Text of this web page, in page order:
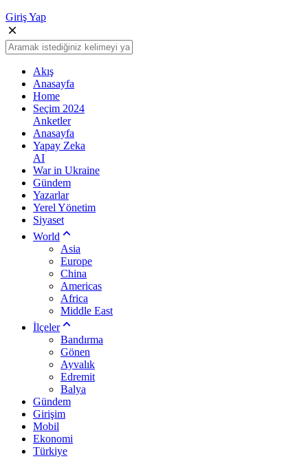
Giriş Yap
Akış
Anasayfa
Home
Seçim 2024
Anketler
Anasayfa
Yapay Zeka
AI
War in Ukraine
Gündem
Yazarlar
Yerel Yönetim
Siyaset
World
Asia
Europe
China
Americas
Africa
Middle East
İlçeler
Bandırma
Gönen
Ayvalık
Edremit
Balya
Gündem
Girişim
Mobil
Ekonomi
Türkiye